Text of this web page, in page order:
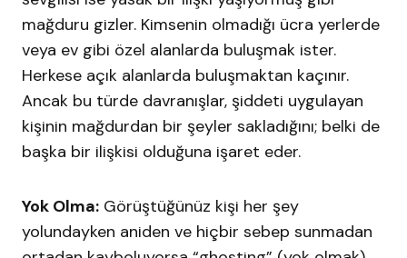
mağduru gizler. Kimsenin olmadığı ücra yerlerde
veya ev gibi özel alanlarda buluşmak ister.
Herkese açık alanlarda buluşmaktan kaçınır.
Ancak bu türde davranışlar, şiddeti uygulayan
kişinin mağdurdan bir şeyler sakladığını; belki de
başka bir ilişkisi olduğuna işaret eder.
Yok Olma: Görüştüğünüz kişi her şey
yolundayken aniden ve hiçbir sebep sunmadan